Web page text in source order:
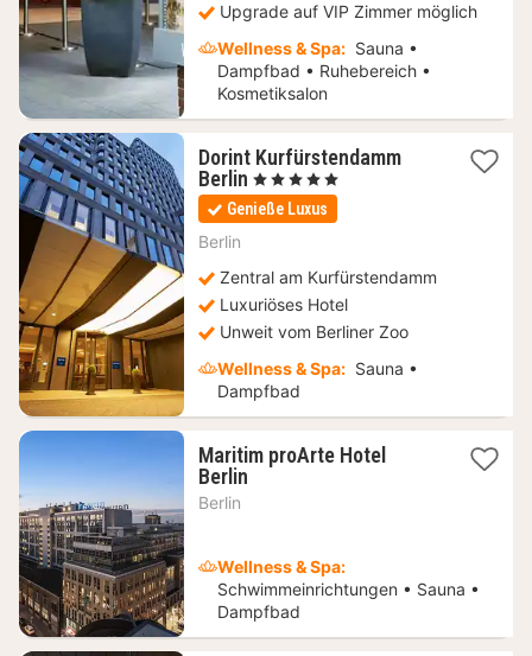
Upgrade auf VIP Zimmer möglich
Wellness & Spa: Sauna •
Dampfbad • Ruhebereich •
Kosmetiksalon
Dorint Kurfürstendamm
Berlin 1
Nacht
ab
, 5 Sterne
Genieße Luxus
Berlin
Zentral am Kurfürstendamm
Luxuriöses Hotel
Unweit vom Berliner Zoo
Wellness & Spa: Sauna •
Dampfbad
Maritim proArte Hotel
Berlin1
€
Berlin
Wellness & Spa:
Schwimmeinrichtungen • Sauna •
Dampfbad